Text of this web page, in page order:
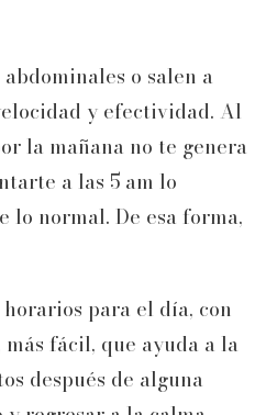
o salen a
y efectividad. Al
la mañana no te genera
a las 5 am lo
lo normal. De esa forma,
para el día, con
fácil, que ayuda a la
después de alguna